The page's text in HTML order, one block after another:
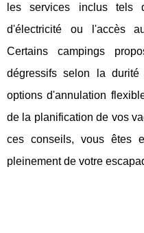
les services inclus tels
d'électricité ou l'accès
Certains campings
dégressifs selon la
options d'annulation
de la planification de vos
ces conseils, vous êtes
pleinement de votre